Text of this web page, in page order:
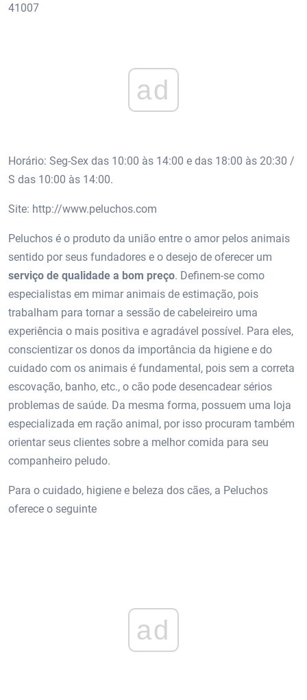
41007
ad
Horário: Seg-Sex das 10:00 às 14:00 e das 18:00 às 20:30 /
S das 10:00 às 14:00.
Site: http://www.peluchos.com
Peluchos é o produto da união entre o amor pelos animais
sentido por seus fundadores e o desejo de oferecer um
serviço de qualidade a bom preço. Definem-se como
especialistas em mimar animais de estimação, pois
trabalham para tornar a sessão de cabeleireiro uma
experiência o mais positiva e agradável possível. Para eles,
conscientizar os donos da importância da higiene e do
cuidado com os animais é fundamental, pois sem a correta
escovação, banho, etc., o cão pode desencadear sérios
problemas de saúde. Da mesma forma, possuem uma loja
especializada em ração animal, por isso procuram também
orientar seus clientes sobre a melhor comida para seu
companheiro peludo.
Para o cuidado, higiene e beleza dos cães, a Peluchos
oferece o seguinte
ad